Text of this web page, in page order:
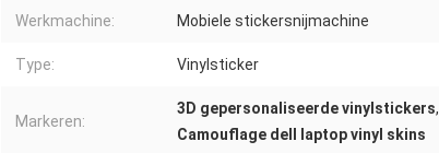
Werkmachine: Mobiele stickersnijmachine
Type: Vinylsticker
Markeren:
3D gepersonaliseerde vinylstickers,
Camouflage dell laptop vinyl skins